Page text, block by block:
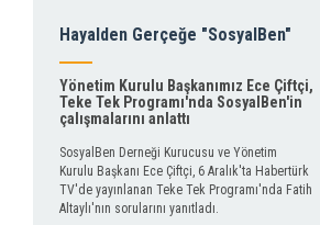
Hayalden Gerçeğe "SosyalBen"
Yönetim Kurulu Başkanımız Ece Çiftçi,
Teke Tek Programı'nda SosyalBen'in
çalışmalarını anlattı
SosyalBen Derneği Kurucusu ve Yönetim
Kurulu Başkanı Ece Çiftçi, 6 Aralık'ta Habertürk
TV'de yayınlanan Teke Tek Programı'nda Fatih
Altaylı'nın sorularını yanıtladı.